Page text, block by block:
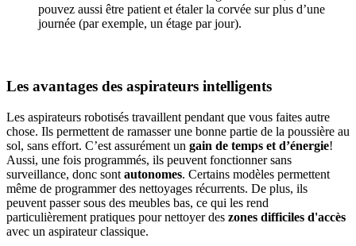
pouvez aussi être patient et étaler la corvée sur plus d’une
journée (par exemple, un étage par jour).
Les avantages des aspirateurs intelligents
Les aspirateurs robotisés travaillent pendant que vous faites autre
chose. Ils permettent de ramasser une bonne partie de la poussière au
sol, sans effort. C’est assurément un gain de temps et d’énergie!
Aussi, une fois programmés, ils peuvent fonctionner sans
surveillance, donc sont autonomes. Certains modèles permettent
même de programmer des nettoyages récurrents. De plus, ils
peuvent passer sous des meubles bas, ce qui les rend
particulièrement pratiques pour nettoyer des zones difficiles d'accès
avec un aspirateur classique.